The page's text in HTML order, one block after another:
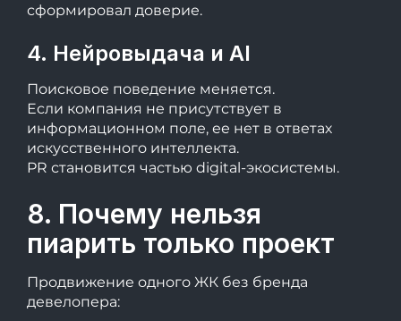
сформировал доверие.
4. Нейровыдача и AI
Поисковое поведение меняется.
Если компания не присутствует в
информационном поле, ее нет в ответах
искусственного интеллекта.
PR становится частью digital-экосистемы.
8. Почему нельзя
пиарить только проект
Продвижение одного ЖК без бренда
девелопера: